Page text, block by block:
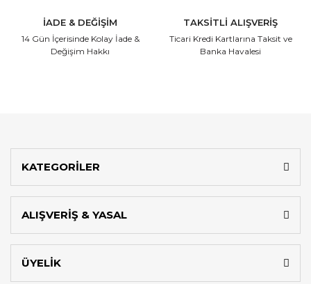
İADE & DEĞİŞİM
14 Gün İçerisinde Kolay İade &
Değişim Hakkı
TAKSİTLİ ALIŞVERİŞ
Ticari Kredi Kartlarına Taksit ve
Banka Havalesi
KATEGORİLER
ALIŞVERİŞ & YASAL
ÜYELİK